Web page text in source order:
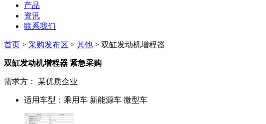
产品
资讯
联系我们
首页 > 采购发布区 > 其他 > 双缸发动机增程器
双缸发动机增程器 紧急采购
需求方： 某优质企业
适用车型： 乘用车 新能源车 微型车